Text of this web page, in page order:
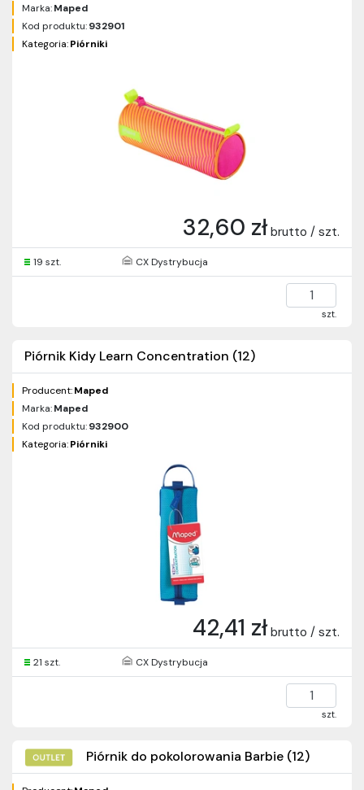
Marka:Maped
Kod produktu:932901
Kategoria:Piórniki
32,60 zł brutto / szt.
19 szt. CX Dystrybucja
szt.
Piórnik Kidy Learn Concentration (12)
Producent:Maped
Marka:Maped
Kod produktu:932900
Kategoria:Piórniki
42,41 zł brutto / szt.
21 szt. CX Dystrybucja
szt.
Piórnik do pokolorowania Barbie (12)